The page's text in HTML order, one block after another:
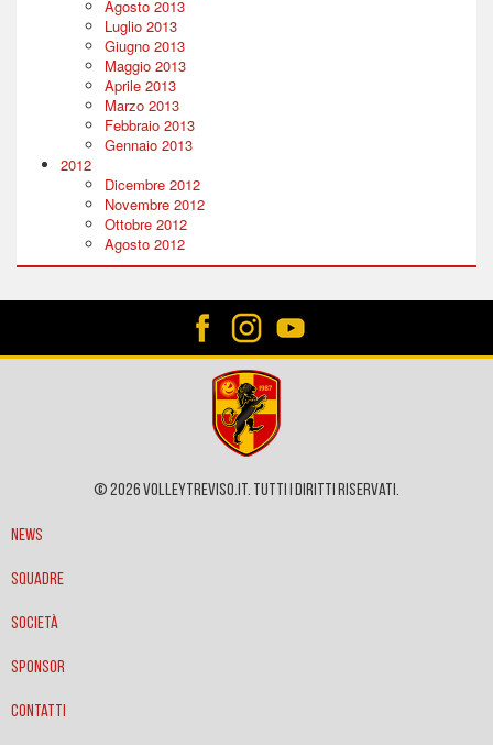
Agosto 2013
Luglio 2013
Giugno 2013
Maggio 2013
Aprile 2013
Marzo 2013
Febbraio 2013
Gennaio 2013
2012
Dicembre 2012
Novembre 2012
Ottobre 2012
Agosto 2012
© 2026 VOLLEYTREVISO.IT. Tutti i diritti riservati.
News
Squadre
Società
Sponsor
Contatti